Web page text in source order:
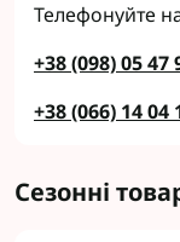
Телефонуйте
+38 (098) 05 47
+38 (066) 14 04
Сезонні